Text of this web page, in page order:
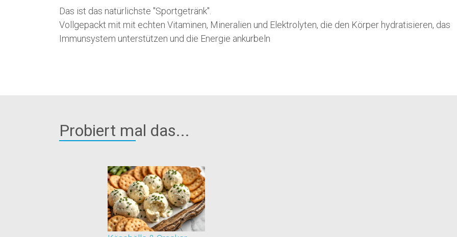
Das ist das natürlichste "Sportgetränk".
Vollgepackt mit mit echten Vitaminen, Mineralien und Elektrolyten, die den Körper hydratisieren, das
Immunsystem unterstützen und die Energie ankurbeln
Probiert mal das...